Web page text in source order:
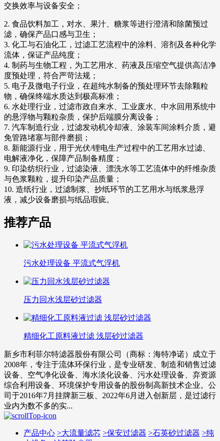
交换效率与设备安全；
2. 食品饮料加工，对水、果汁、糖浆等进行澄清和除菌预过
滤，确保产品口感与卫生；
3. 化工与石油化工，过滤工艺流程中的涂料、溶剂及各种化学
流体，保证产品纯度；
4. 制药与生物工程，为工艺用水、药液及压缩空气提供高洁净
度预处理，符合严苛法规；
5. 电子及微电子行业，在超纯水制备的预处理环节去除颗粒
物，确保终端水质达到极高标准；
6. 水处理行业，过滤市政自来水、工业废水、中水回用系统中
的悬浮物与颗粒杂质，保护后端膜分离设备；
7. 汽车制造行业，过滤发动机冷却液、涂装车间涂料介质，避
免管路堵塞与部件磨损；
8. 新能源行业，用于光伏/锂电生产过程中的工艺用水过滤、
电解液净化，保障产品制备精度；
9. 印染纺织行业，过滤染液、漂洗水等工艺流体中的纤维杂质
与色浆颗粒，提升印染产品质量；
10. 造纸行业，过滤制浆、抄纸环节的工艺用水与纸浆悬浮
液，减少设备磨损与纸品瑕疵。
推荐产品
污水处理设备 平流式气浮机
压力回水浅层砂过滤器
精细化工原料液过滤 浅层砂过滤器
新乡市利菲尔特滤器股份有限公司（商标：海特净诺）成立于
2008年，专注于流体环保行业，是专业研发、制造和销售过滤
设备、空气净化设备、海水淡化设备、污水处理设备、弃资源
综合利用设备、环境保护专用设备的股份制高新技术企业。公
司于2016年7月挂牌新三板、2022年6月进入创新层，是过滤行
业内为数不多的实...
产品中心 >大流量滤芯 >保安过滤器 >石英砂过滤器 >纯